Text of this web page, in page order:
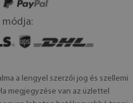
módja:
a lengyel szerzői jog és szellemi
megjegyzése van az üzlettel